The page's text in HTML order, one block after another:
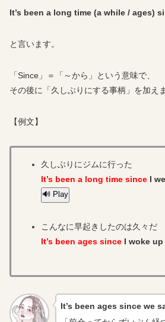
It’s been a long time (a while / ages)
と言います。
「Since」＝「～から」という意味で、
その後に「久しぶりにする事柄」を加えま
【例文】
久しぶりにジムに行った
It’s been a long time sinceI
🔊 Play
こんなに早起きしたのは久々だ
It’s been ages sinceI woke up
It’s been ages since we